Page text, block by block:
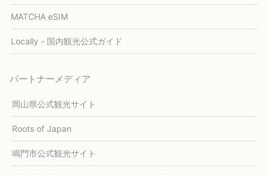
MATCHA eSIM
Locally - 国内観光公式ガイド
パートナーメディア
岡山県公式観光サイト
Roots of Japan
鳴門市公式観光サイト